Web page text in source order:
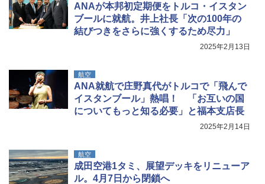
[キャンパーズコレクション 山善] 傘みたいに
広げるだけ パッとサッとテント キューブワ
イド ブラックコーティング フルクローズ メ
￥-
￥1,180
HYREKK 八角形タープ 防水タープ 3×4.5m
￥6,579
ANAが本邦初定期便をトルコ・イスタン
ブールに就航。井上社長「次の100年の
結びつきをさらに強くするため尽力」
2025年2月13日
航空
ANA就航で庄野真代がトルコで「飛んで
イスタンブール」熱唱！ 「お互いの国
についてもっと知る必要」と福本支店長
2025年2月14日
航空
成田空港1タミ、展望デッキをリニューア
ル。4月7日から閉鎖へ